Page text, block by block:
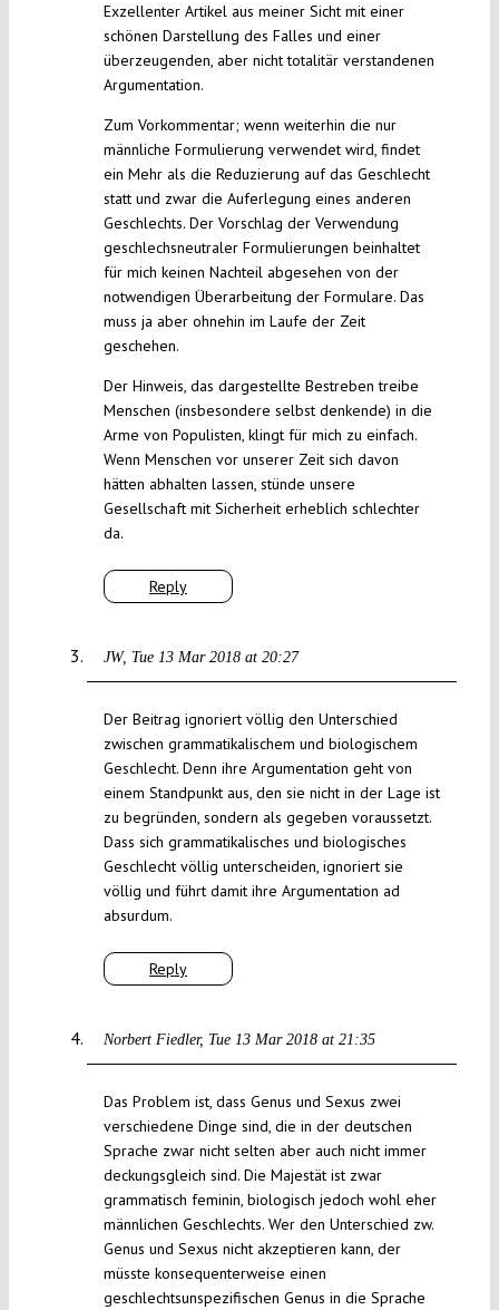
Reply
Exzellenter Artikel aus meiner Sicht mit einer
schönen Darstellung des Falles und einer
überzeugenden, aber nicht totalitär verstandenen
Argumentation.
Zum Vorkommentar; wenn weiterhin die nur
männliche Formulierung verwendet wird, findet
ein Mehr als die Reduzierung auf das Geschlecht
statt und zwar die Auferlegung eines anderen
Geschlechts. Der Vorschlag der Verwendung
geschlechsneutraler Formulierungen beinhaltet
für mich keinen Nachteil abgesehen von der
notwendigen Überarbeitung der Formulare. Das
muss ja aber ohnehin im Laufe der Zeit
geschehen.
Der Hinweis, das dargestellte Bestreben treibe
Menschen (insbesondere selbst denkende) in die
Arme von Populisten, klingt für mich zu einfach.
Wenn Menschen vor unserer Zeit sich davon
hätten abhalten lassen, stünde unsere
Gesellschaft mit Sicherheit erheblich schlechter
da.
JW Tue 13 Mar 2018 at 20:27
Reply
Der Beitrag ignoriert völlig den Unterschied
zwischen grammatikalischem und biologischem
Geschlecht. Denn ihre Argumentation geht von
einem Standpunkt aus, den sie nicht in der Lage ist
zu begründen, sondern als gegeben voraussetzt.
Dass sich grammatikalisches und biologisches
Geschlecht völlig unterscheiden, ignoriert sie
völlig und führt damit ihre Argumentation ad
absurdum.
Norbert Fiedler Tue 13 Mar 2018 at 21:35
Das Problem ist, dass Genus und Sexus zwei
verschiedene Dinge sind, die in der deutschen
Sprache zwar nicht selten aber auch nicht immer
deckungsgleich sind. Die Majestät ist zwar
grammatisch feminin, biologisch jedoch wohl eher
männlichen Geschlechts. Wer den Unterschied zw.
Genus und Sexus nicht akzeptieren kann, der
müsste konsequenterweise einen
geschlechtsunspezifischen Genus in die Sprache